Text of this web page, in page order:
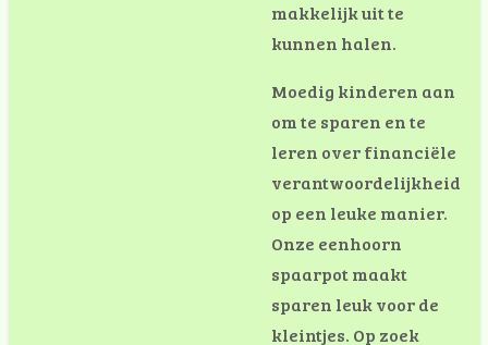
makkelijk uit te
kunnen halen.
Moedig kinderen aan
om te sparen en te
leren over financiële
verantwoordelijkheid
op een leuke manier.
Onze eenhoorn
spaarpot maakt
sparen leuk voor de
kleintjes. Op zoek